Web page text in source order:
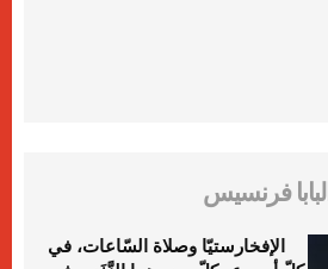
البابا فرنسيس
الإفخارستيّا وصلاة السّاعات، في